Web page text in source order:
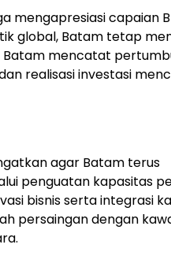
mengapresiasi capaian
global, Batam tetap
Batam mencatat
realisasi investasi
agar Batam terus
penguatan kapasitas
bisnis serta integrasi
persaingan dengan